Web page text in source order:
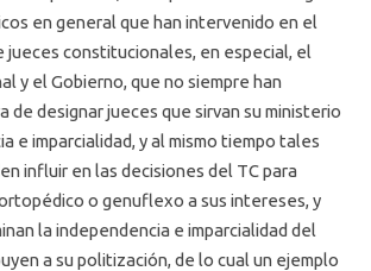
en general que han intervenido en el
jueces constitucionales, en especial, el
y el Gobierno, que no siempre han
de designar jueces que sirvan su ministerio
e imparcialidad, y al mismo tiempo tales
influir en las decisiones del TC para
o genuflexo a sus intereses, y
la independencia e imparcialidad del
a su politización, de lo cual un ejemplo